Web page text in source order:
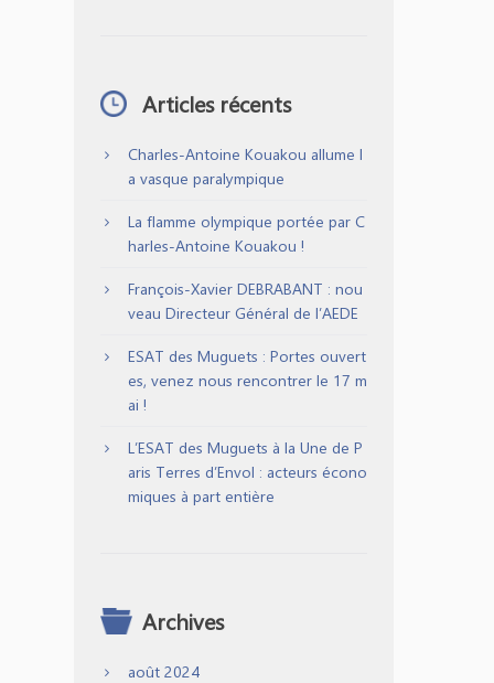
Articles récents
Charles-Antoine Kouakou allume l
a vasque paralympique
La flamme olympique portée par C
harles-Antoine Kouakou !
François-Xavier DEBRABANT : nou
veau Directeur Général de l’AEDE
ESAT des Muguets : Portes ouvert
es, venez nous rencontrer le 17 m
ai !
L’ESAT des Muguets à la Une de P
aris Terres d’Envol : acteurs écono
miques à part entière
Archives
août 2024